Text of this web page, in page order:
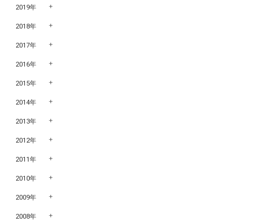
2019年
2018年
2017年
2016年
2015年
2014年
2013年
2012年
2011年
2010年
2009年
2008年